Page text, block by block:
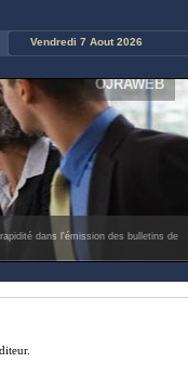
dans l'émission des bulletins de
OJRAWEB
Vendredi 7 Aout 2026